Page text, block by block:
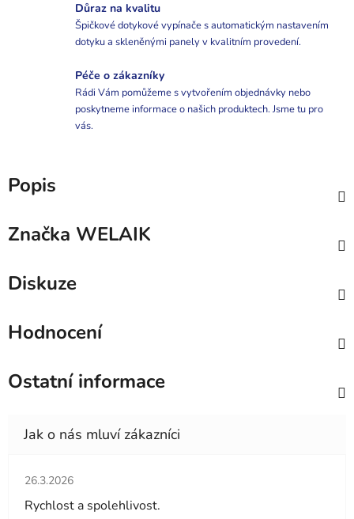
Důraz na kvalitu
Špičkové dotykové vypínače s automatickým nastavením
dotyku a skleněnými panely v kvalitním provedení.
Péče o zákazníky
Rádi Vám pomůžeme s vytvořením objednávky nebo
poskytneme informace o našich produktech. Jsme tu pro
vás.
Popis
Značka WELAIK
Diskuze
Hodnocení
Ostatní informace
Hodnocení obchodu je 5 z 5 hvězdiček.
26.3.2026
Rychlost a spolehlivost.